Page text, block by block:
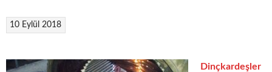
10 Eylül 2018
Dinçkardeşler